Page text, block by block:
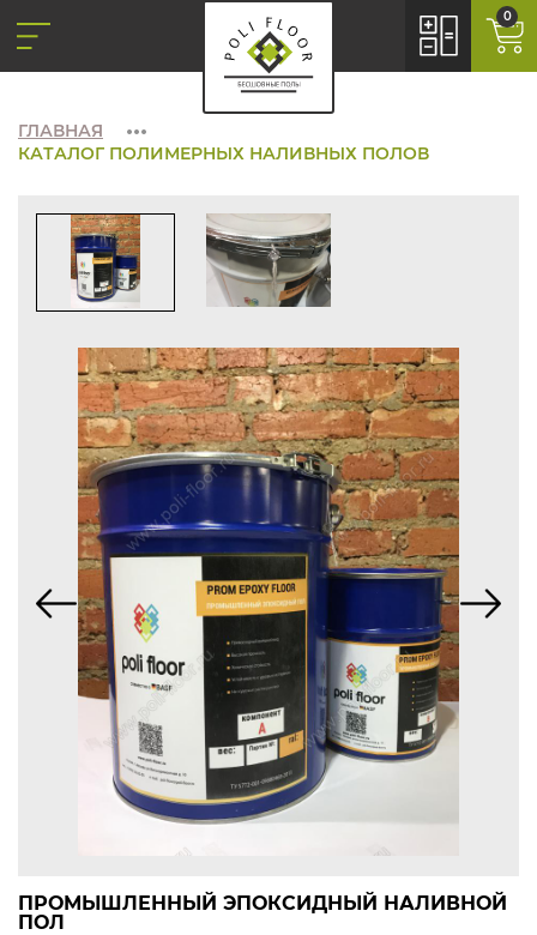
0
ГЛАВНАЯ
КАТАЛОГ ПОЛИМЕРНЫХ НАЛИВНЫХ ПОЛОВ
ПРОМЫШЛЕННЫЙ ЭПОКСИДНЫЙ НАЛИВНОЙ
ПОЛ